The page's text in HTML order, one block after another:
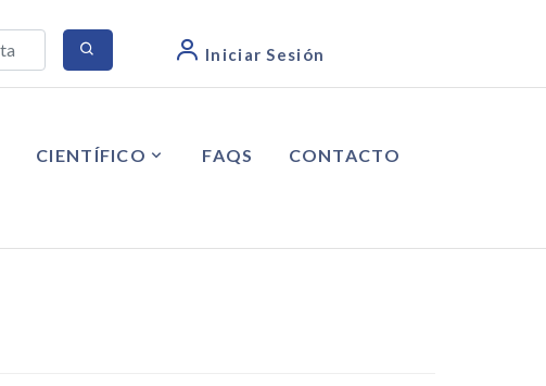
Iniciar Sesión
CIENTÍFICO FAQS CONTACTO